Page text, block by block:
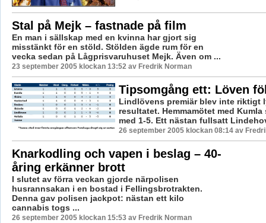
Stal på Mejk – fastnade på film
En man i sällskap med en kvinna har gjort sig
misstänkt för en stöld. Stölden ägde rum för en
vecka sedan på Lågprisvaruhuset Mejk. Även om ...
23 september 2005 klockan 13:52 av Fredrik Norman
Tipsomgång ett: Löven
Lindlövens premiär blev inte riktigt
resultatet. Hemmamötet med
med 1-5. Ett nästan fullsatt
26 september 2005 klockan 08:14 av
Knarkodling och vapen i beslag – 40-
åring erkänner brott
I slutet av förra veckan gjorde närpolisen
husrannsakan i en bostad i Fellingsbrotrakten.
Denna gav polisen jackpot: nästan ett kilo
cannabis togs ...
26 september 2005 klockan 15:53 av Fredrik Norman